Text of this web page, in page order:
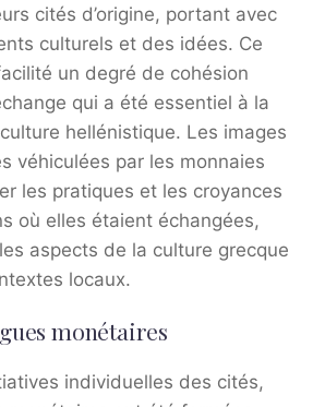
cités d’origine, portant avec
culturels et des idées. Ce
un degré de cohésion
qui a été essentiel à la
hellénistique. Les images
véhiculées par les monnaies
les pratiques et les croyances
où elles étaient échangées,
aspects de la culture grecque
locaux.
monétaires
individuelles des cités,